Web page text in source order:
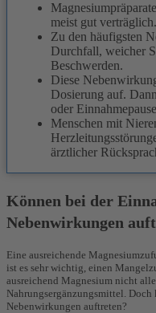
meist gut verträglich.
Zu den häufigsten
Durchfall, weicher
Beschwerden.
Diese
Dosierung auf.
oder
Menschen mit
ärztlicher
Können bei der
Nebenwirkungen
Eine ausreichende
ist es sehr wichtig, einen
ausreichend Magnesium nicht
Nahrungsergänzungsmittel.
Nebenwirkungen auftreten?